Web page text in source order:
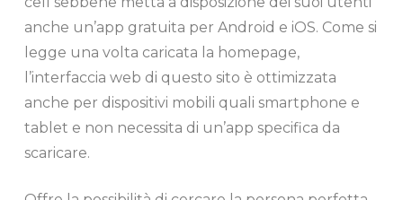
anche un’app gratuita per Android e iOS. Come si
legge una volta caricata la homepage,
l’interfaccia web di questo sito è ottimizzata
anche per dispositivi mobili quali smartphone e
tablet e non necessita di un’app specifica da
scaricare.